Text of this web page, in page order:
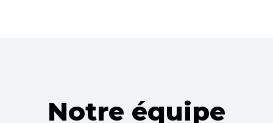
Notre équipe